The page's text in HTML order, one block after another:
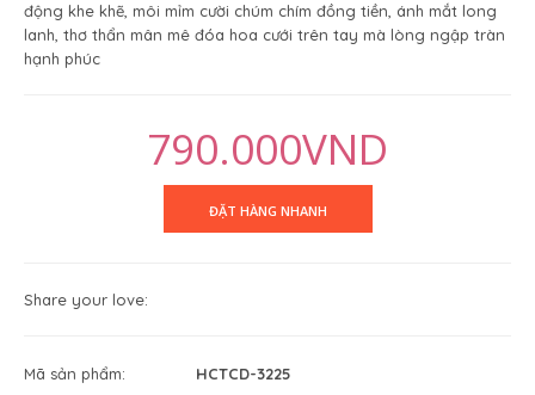
động khe khẽ, môi mỉm cười chúm chím đồng tiền, ánh mắt long
lanh, thơ thẩn mân mê đóa hoa cưới trên tay mà lòng ngập tràn
hạnh phúc
790.000VND
Share your love:
Mã sản phẩm: HCTCD-3225